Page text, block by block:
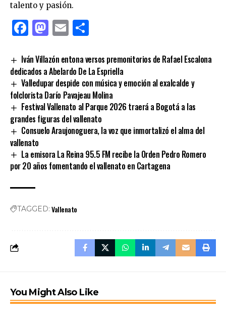
talento y pasión.
Facebook
Mastodon
Email
Iván Villazón entona versos premonitorios de Rafael Escalona
dedicados a Abelardo De La Espriella
Valledupar despide con música y emoción al exalcalde y
folclorista Darío Pavajeau Molina
Festival Vallenato al Parque 2026 traerá a Bogotá a las
grandes figuras del vallenato
Consuelo Araujonoguera, la voz que inmortalizó el alma del
vallenato
La emisora La Reina 95.5 FM recibe la Orden Pedro Romero
por 20 años fomentando el vallenato en Cartagena
TAGGED: Vallenato
You Might Also Like